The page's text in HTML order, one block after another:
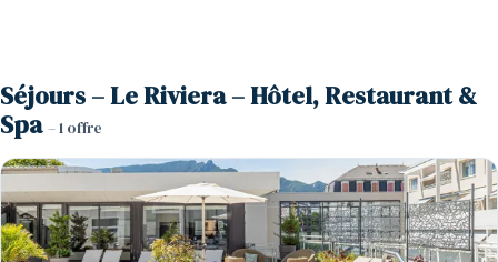
Séjours – Le Riviera – Hôtel, Restaurant &
Spa – 1 offre